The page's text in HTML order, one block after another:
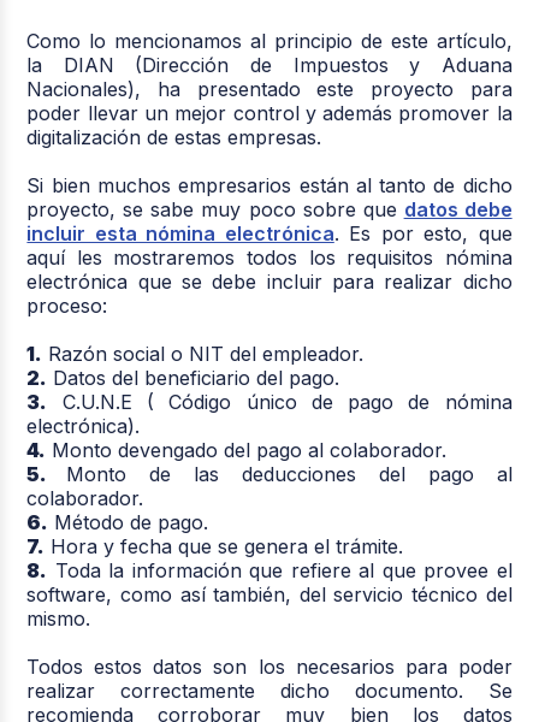
Como lo mencionamos al principio de este artículo,
la DIAN (Dirección de Impuestos y Aduana
Nacionales), ha presentado este proyecto para
poder llevar un mejor control y además promover la
digitalización de estas empresas.
Si bien muchos empresarios están al tanto de dicho
proyecto, se sabe muy poco sobre que datos debe
incluir esta nómina electrónica. Es por esto, que
aquí les mostraremos todos los requisitos nómina
electrónica que se debe incluir para realizar dicho
proceso:
1. Razón social o NIT del empleador.
2. Datos del beneficiario del pago.
3. C.U.N.E ( Código único de pago de nómina
electrónica).
4. Monto devengado del pago al colaborador.
5. Monto de las deducciones del pago al
colaborador.
6. Método de pago.
7. Hora y fecha que se genera el trámite.
8. Toda la información que refiere al que provee el
software, como así también, del servicio técnico del
mismo.
Todos estos datos son los necesarios para poder
realizar correctamente dicho documento. Se
recomienda corroborar muy bien los datos